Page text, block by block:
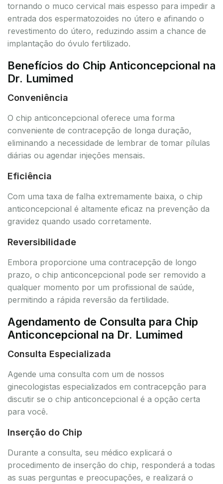
tornando o muco cervical mais espesso para impedir a
entrada dos espermatozoides no útero e afinando o
revestimento do útero, reduzindo assim a chance de
implantação do óvulo fertilizado.
Benefícios do Chip Anticoncepcional na
Dr. Lumimed
Conveniência
O chip anticoncepcional oferece uma forma
conveniente de contracepção de longa duração,
eliminando a necessidade de lembrar de tomar pílulas
diárias ou agendar injeções mensais.
Eficiência
Com uma taxa de falha extremamente baixa, o chip
anticoncepcional é altamente eficaz na prevenção da
gravidez quando usado corretamente.
Reversibilidade
Embora proporcione uma contracepção de longo
prazo, o chip anticoncepcional pode ser removido a
qualquer momento por um profissional de saúde,
permitindo a rápida reversão da fertilidade.
Agendamento de Consulta para Chip
Anticoncepcional na Dr. Lumimed
Consulta Especializada
Agende uma consulta com um de nossos
ginecologistas especializados em contracepção para
discutir se o chip anticoncepcional é a opção certa
para você.
Inserção do Chip
Durante a consulta, seu médico explicará o
procedimento de inserção do chip, responderá a todas
as suas perguntas e preocupações, e realizará o